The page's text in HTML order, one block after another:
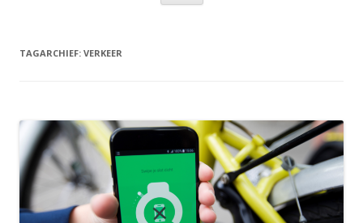
inhoud
TAGARCHIEF: VERKEER